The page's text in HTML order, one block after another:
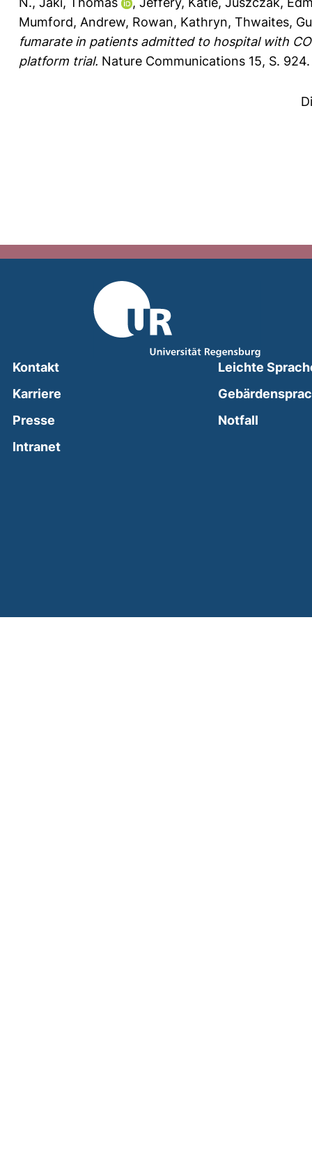
Mumford, Andrew, Rowan, Kathryn, Thwaites,
fumarate in patients admitted to hospital with
platform trial. Nature Communications 15, S. 924.
Kontakt
Karriere
Presse
Intranet(external link, opens in a new window)
Leichte
Notfall